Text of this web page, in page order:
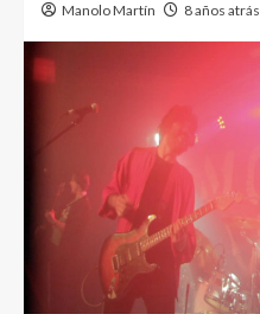
Manolo Martín 8 años atrás